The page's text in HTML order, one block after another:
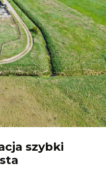
szybki